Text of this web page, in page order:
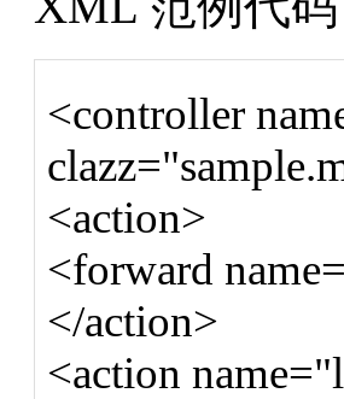
<controller
<action>
<forward
</action>
<action